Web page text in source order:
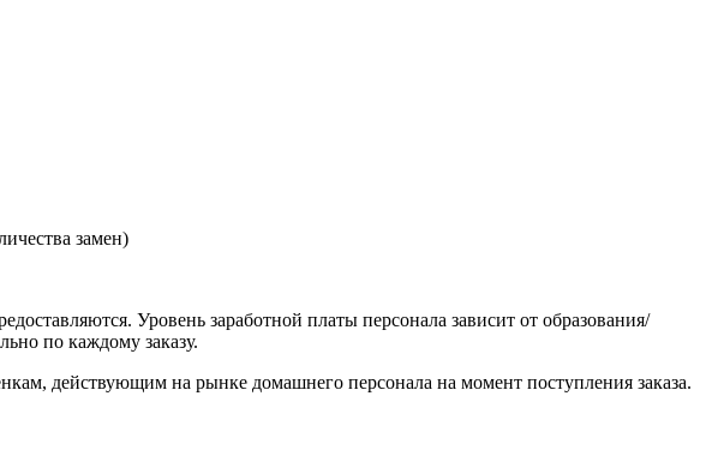
замен)
Уровень заработной платы персонала зависит от образования/
по каждому заказу.
действующим на рынке домашнего персонала на момент поступления заказа.